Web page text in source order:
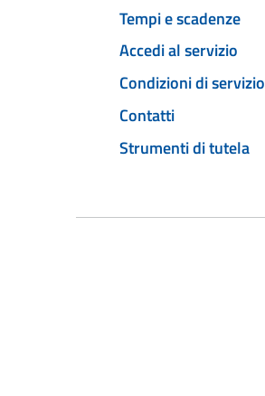
Tempi e scadenze
Accedi al servizio
Condizioni di servizio
Contatti
Strumenti di tutela